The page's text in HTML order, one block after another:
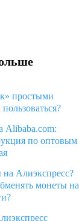
простыми
Alibaba.com:
по оптовым
на Алиэкспресс?
монеты на